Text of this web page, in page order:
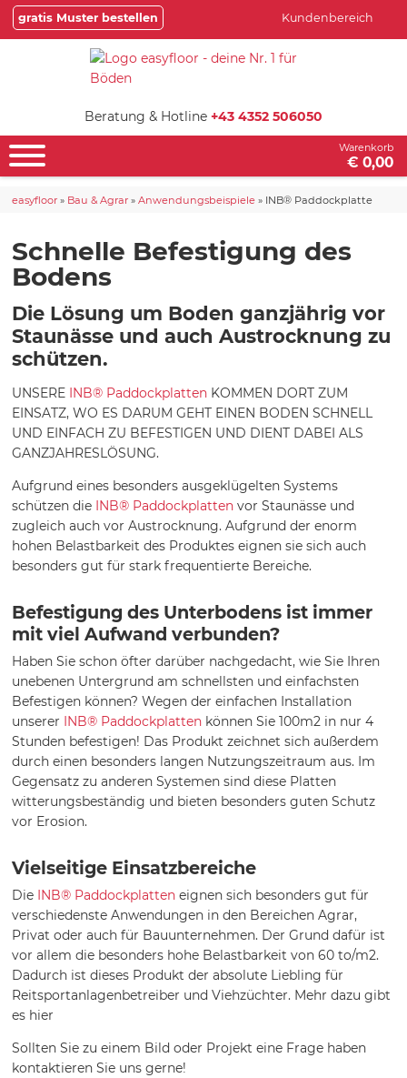
gratis Muster bestellen Kundenbereich
Beratung & Hotline +43 4352 506050
Warenkorb
€ 0,00
easyfloor » Bau & Agrar »Anwendungsbeispiele » INB® Paddockplatte
Schnelle Befestigung des
Bodens
Die Lösung um Boden ganzjährig vor
Staunässe und auch Austrocknung zu
schützen.
UNSERE INB® Paddockplatten KOMMEN DORT ZUM
EINSATZ, WO ES DARUM GEHT EINEN BODEN SCHNELL
UND EINFACH ZU BEFESTIGEN UND DIENT DABEI ALS
GANZJAHRESLÖSUNG.
Aufgrund eines besonders ausgeklügelten Systems
schützen die INB® Paddockplatten vor Staunässe und
zugleich auch vor Austrocknung. Aufgrund der enorm
hohen Belastbarkeit des Produktes eignen sie sich auch
besonders gut für stark frequentierte Bereiche.
Befestigung des Unterbodens ist immer
mit viel Aufwand verbunden?
Haben Sie schon öfter darüber nachgedacht, wie Sie Ihren
unebenen Untergrund am schnellsten und einfachsten
Befestigen können? Wegen der einfachen Installation
unserer INB® Paddockplatten können Sie 100m2 in nur 4
Stunden befestigen! Das Produkt zeichnet sich außerdem
durch einen besonders langen Nutzungszeitraum aus. Im
Gegensatz zu anderen Systemen sind diese Platten
witterungsbeständig und bieten besonders guten Schutz
vor Erosion.
Vielseitige Einsatzbereiche
Die INB® Paddockplatten eignen sich besonders gut für
verschiedenste Anwendungen in den Bereichen Agrar,
Privat oder auch für Bauunternehmen. Der Grund dafür ist
vor allem die besonders hohe Belastbarkeit von 60 to/m2.
Dadurch ist dieses Produkt der absolute Liebling für
Reitsportanlagenbetreiber und Viehzüchter. Mehr dazu gibt
es hier
Sollten Sie zu einem Bild oder Projekt eine Frage haben
kontaktieren Sie uns gerne!